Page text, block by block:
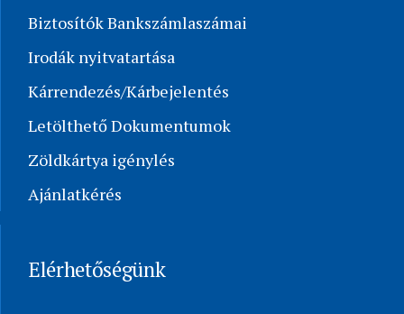
Biztosítók Bankszámlaszámai
Irodák nyitvatartása
Kárrendezés/Kárbejelentés
Letölthető Dokumentumok
Zöldkártya igénylés
Ajánlatkérés
Elérhetőségünk